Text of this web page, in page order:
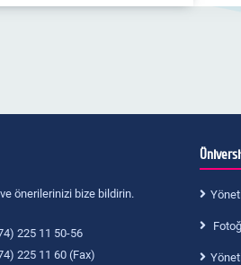
önerilerinizi bize bildirin.
225 11 50-56
225 11 60 (Fax)